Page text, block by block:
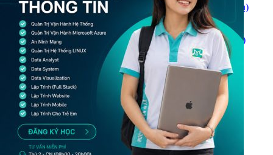
Trực Quan Hóa Dữ Liệu (Data Visualization)
Học Lập Trình (Full Stack)
Chuyên Viên Lập Trình (Full Stack)
Chuyên Viên Lập Trình Website (Full Stack)
Chuyên Viên Lập Trình Mobile (Full Stack)
Lập Trình Cho Trẻ Em
Software Testing
Tin Học Ứng Dụng
Lịch Khai Giảng
Tin Tức
Hoạt Động
Kiến Thức & Kỹ Năng
Hướng Nghiệp Ngành CNTT
Liên Hệ